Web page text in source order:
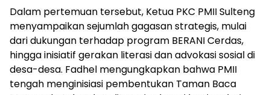
Dalam pertemuan tersebut, Ketua PKC PMII Sulteng
menyampaikan sejumlah gagasan strategis, mulai
dari dukungan terhadap program BERANI Cerdas,
hingga inisiatif gerakan literasi dan advokasi sosial di
desa-desa. Fadhel mengungkapkan bahwa PMII
tengah menginisiasi pembentukan Taman Baca